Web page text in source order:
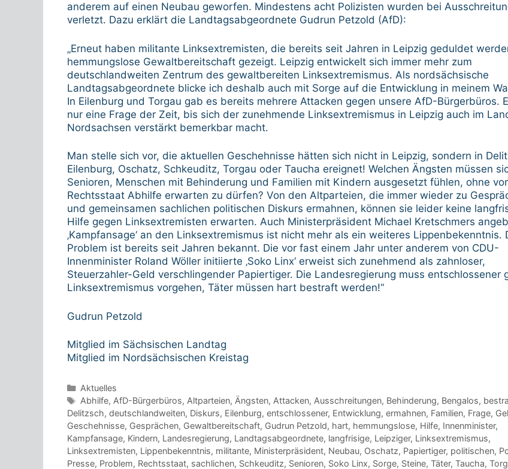
anderem auf einen Neubau geworfen. Mindestens acht Polizisten wurden bei
verletzt. Dazu erklärt die Landtagsabgeordnete Gudrun Petzold (AfD):
„Erneut haben militante Linksextremisten, die bereits seit Jahren in Leipzig geduldet
hemmungslose Gewaltbereitschaft gezeigt. Leipzig entwickelt sich immer mehr zum
deutschlandweiten Zentrum des gewaltbereiten Linksextremismus. Als nordsächsische
Landtagsabgeordnete blicke ich deshalb auch mit Sorge auf die Entwicklung in meinem
In Eilenburg und Torgau gab es bereits mehrere Attacken gegen unsere AfD-Bürgerbüros.
nur eine Frage der Zeit, bis sich der zunehmende Linksextremismus in Leipzig auch im
Nordsachsen verstärkt bemerkbar macht.
Man stelle sich vor, die aktuellen Geschehnisse hätten sich nicht in Leipzig, sondern in
Eilenburg, Oschatz, Schkeuditz, Torgau oder Taucha ereignet! Welchen Ängsten müssen
Senioren, Menschen mit Behinderung und Familien mit Kindern ausgesetzt fühlen, ohne
Rechtsstaat Abhilfe erwarten zu dürfen? Von den Altparteien, die immer wieder zu
und gemeinsamen sachlichen politischen Diskurs ermahnen, können sie leider keine
Hilfe gegen Linksextremisten erwarten. Auch Ministerpräsident Michael Kretschmers
‚Kampfansage‘ an den Linksextremismus ist nicht mehr als ein weiteres Lippenbekenntnis.
Problem ist bereits seit Jahren bekannt. Die vor fast einem Jahr unter anderem von CDU-
Innenminister Roland Wöller initiierte ‚Soko Linx‘ erweist sich zunehmend als zahnloser,
Steuerzahler-Geld verschlingender Papiertiger. Die Landesregierung muss entschlossener
Linksextremismus vorgehen, Täter müssen hart bestraft werden!“
Gudrun Petzold
Mitglied im Sächsischen Landtag
Mitglied im Nordsächsischen Kreistag
Kategorien
Aktuelles
Schlagwörter
Abhilfe, AfD-Bürgerbüros, Altparteien, Ängsten, Attacken, Ausschreitungen, Behinderung, Bengalos,
Delitzsch, deutschlandweiten, Diskurs, Eilenburg, entschlossener, Entwicklung, ermahnen, Familien, Frage,
Geschehnisse, Gesprächen, Gewaltbereitschaft, Gudrun Petzold, hart, hemmungslose, Hilfe, Innenminister,
Kampfansage, Kindern, Landesregierung, Landtagsabgeordnete, langfrisige, Leipziger, Linksextremismus,
Linksextremisten, Lippenbekenntnis, militante, Ministerpräsident, Neubau, Oschatz, Papiertiger, politischen,
Presse, Problem, Rechtsstaat, sachlichen, Schkeuditz, Senioren, Soko Linx, Sorge, Steine, Täter, Taucha,